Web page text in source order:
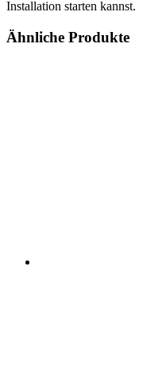
Installation starten kannst.
Ähnliche Produkte